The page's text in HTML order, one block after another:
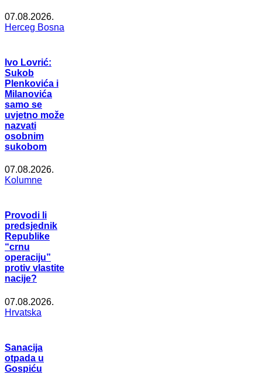
07.08.2026.
Herceg Bosna
Ivo Lovrić:
Sukob
Plenkovića i
Milanovića
samo se
uvjetno može
nazvati
osobnim
sukobom
07.08.2026.
Kolumne
Provodi li
predsjednik
Republike
“crnu
operaciju”
protiv vlastite
nacije?
07.08.2026.
Hrvatska
Sanacija
otpada u
Gospiću